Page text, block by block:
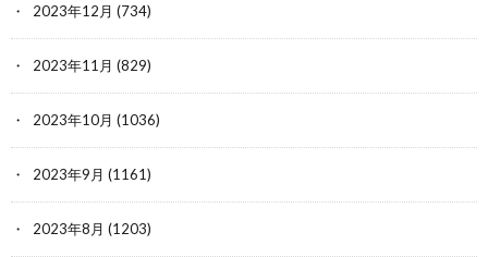
2023年12月 (734)
2023年11月 (829)
2023年10月 (1036)
2023年9月 (1161)
2023年8月 (1203)